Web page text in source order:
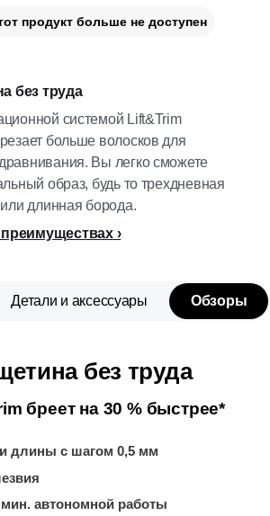
без труда
системой Lift&Trim
больше волосков для
Вы легко сможете
образ, будь то трехдневная
длинная борода.
преимуществах
продукт больше не доступен
Детали и аксессуары Обзоры
без труда
бреет на 30 % быстрее*
длины с шагом 0,5 мм
автономной работы